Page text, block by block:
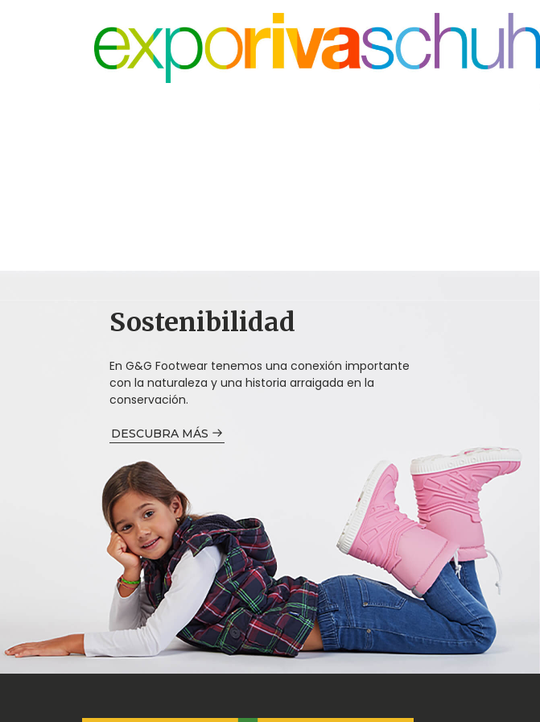
Sostenibilidad
En G&G Footwear tenemos una conexión importante
con la naturaleza y una historia arraigada en la
conservación.
DESCUBRA MÁS